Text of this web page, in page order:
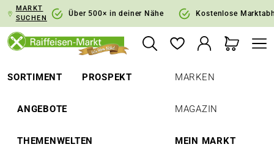
Zur Hauptnavigation springen
MARKT
SUCHEN
Über 500× in deiner Nähe Kostenlose
SORTIMENT PROSPEKT
ANGEBOTE
THEMENWELTEN
MARKEN
MAGAZIN
MEIN MARKT